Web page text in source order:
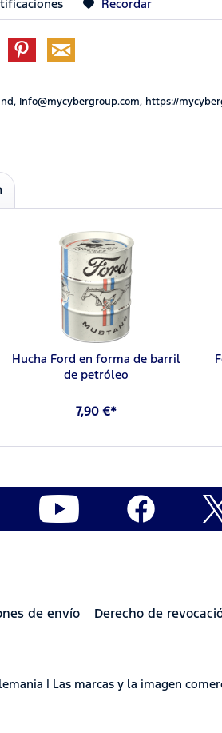
Recordar
Info@mycybergroup.com, https://
Hucha Ford en forma de barril
de petróleo
7,90 €*
de envío Derecho de
| Las marcas y la imagen